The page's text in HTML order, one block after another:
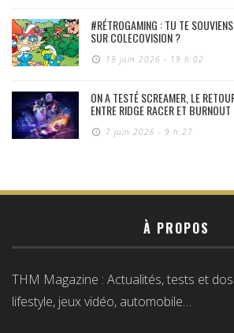
#RÉTROGAMING : TU TE
SUR COLECOVISION ?
19 juin 2026 - 19 h 02
ON A TESTÉ SCREAMER, LE
ENTRE RIDGE RACER ET BURNOUT
7 juin 2026 - 9 h 27
À PROPOS
THM Magazine : Actualités, tests et
lifestyle, jeux vidéo, automobile…